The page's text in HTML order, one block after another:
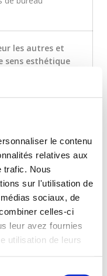
le contenu
relatives aux
trafic. Nous
sur l'utilisation de
sociaux, de
celles-ci
leur avez fournies
utilisation de leurs
les autres et
sens esthétique
professionnel aux
Au delà de
un rôle
de la
la clientèle.
améliorez
dans les secteurs
tourisme et de la
sur un sens